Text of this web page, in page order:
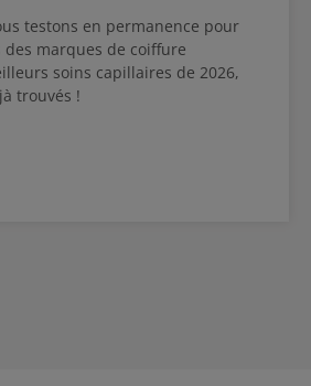
testons en permanence pour
marques de coiffure
soins capillaires de 2026,
trouvés !